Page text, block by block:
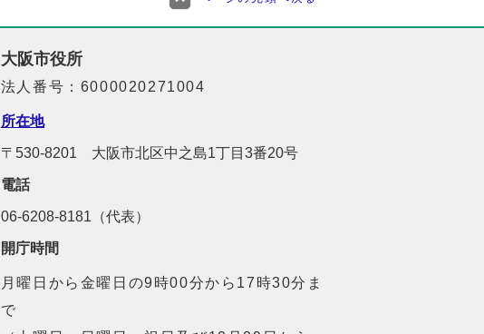
大阪市役所
法人番号：6000020271004
所在地
〒530-8201 大阪市北区中之島1丁目3番20号
電話
06-6208-8181（代表）
開庁時間
月曜日から金曜日の9時00分から17時30分ま
で